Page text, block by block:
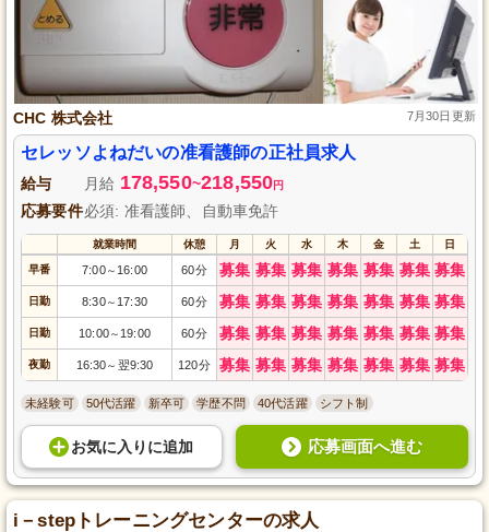
CHC 株式会社 7月30日更新
セレッソよねだいの准看護師の正社員求人
給与 月給 178,550~218,550円
応募要件必須: 准看護師、自動車免許
就業時間 休憩 月 火 水 木 金 土 日
早番 7:00～ 16:00 60分 募集 募集 募集 募集 募集 募集 募集
日勤 8:30～ 17:30 60分 募集 募集 募集 募集 募集 募集 募集
日勤 10:00～ 19:00 60分 募集 募集 募集 募集 募集 募集 募集
夜勤 16:30～ 翌9:30 120分 募集 募集 募集 募集 募集 募集 募集
未経験可 50代活躍 新卒可 学歴不問 40代活躍 シフト制
お気に入り に追加 応募画面へ進む
i－stepトレーニングセンターの求人